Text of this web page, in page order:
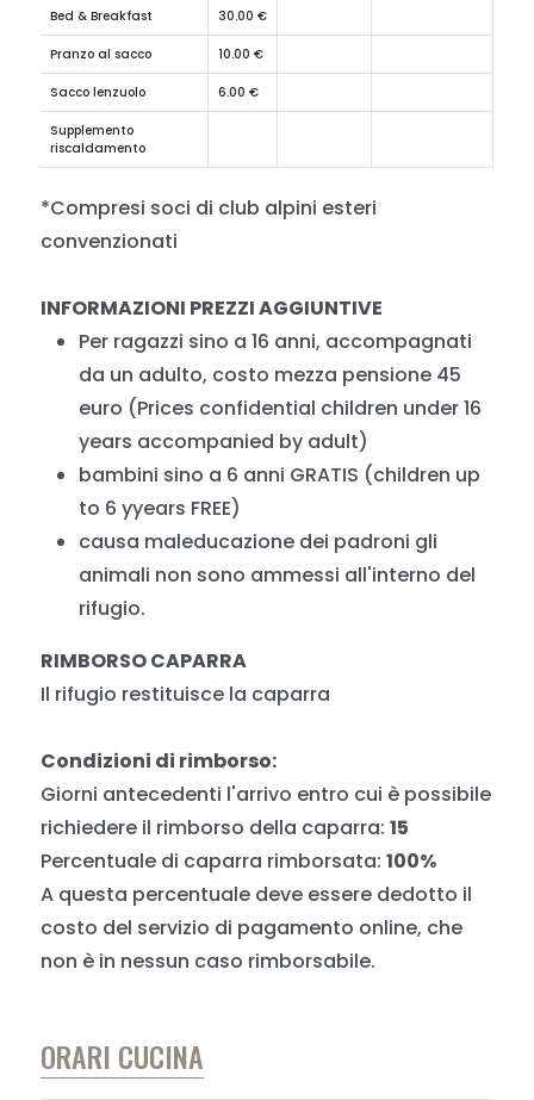
Bed & Breakfast 30.00 €
Pranzo al sacco 10.00 €
Sacco lenzuolo 6.00 €
Supplemento
riscaldamento
*Compresi soci di club alpini esteri
convenzionati
INFORMAZIONI PREZZI AGGIUNTIVE
Per ragazzi sino a 16 anni, accompagnati
da un adulto, costo mezza pensione 45
euro (Prices confidential children under 16
years accompanied by adult)
bambini sino a 6 anni GRATIS (children up
to 6 yyears FREE)
causa maleducazione dei padroni gli
animali non sono ammessi all'interno del
rifugio.
RIMBORSO CAPARRA
Il rifugio restituisce la caparra
Condizioni di rimborso:
Giorni antecedenti l'arrivo entro cui è possibile
richiedere il rimborso della caparra:15
Percentuale di caparra rimborsata:100%
A questa percentuale deve essere dedotto il
costo del servizio di pagamento online, che
non è in nessun caso rimborsabile.
ORARI CUCINA